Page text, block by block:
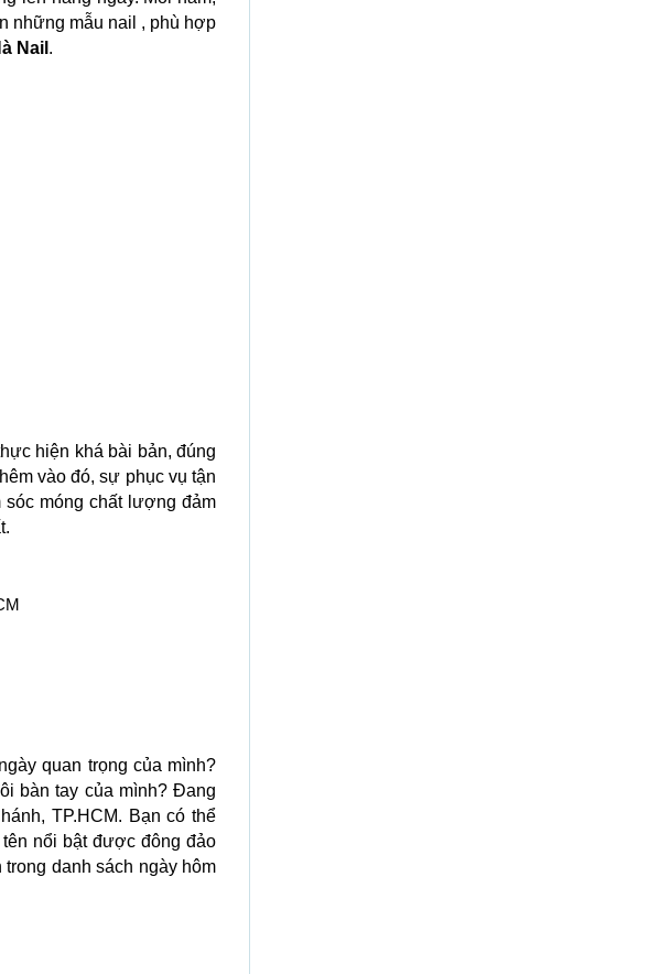
những mẫu nail , phù hợp
Nail .
hiện khá bài bản, đúng
vào đó, sự phục vụ tận
sóc móng chất lượng đảm
quan trọng của mình?
bàn tay của mình? Đang
TP.HCM. Bạn có thể
nổi bật được đông đảo
danh sách ngày hôm